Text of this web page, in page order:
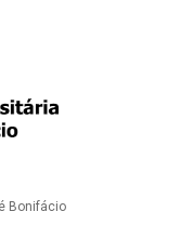
Bonifácio